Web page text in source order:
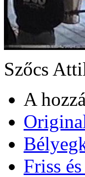
Szőcs
A
Friss